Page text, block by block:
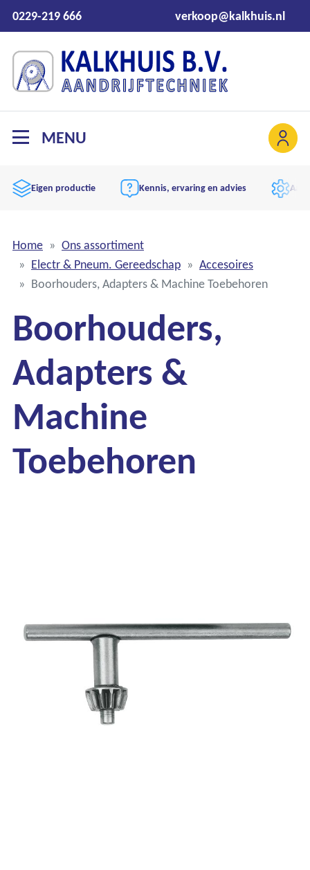
0229-219 666 verkoop@kalkhuis.nl
MENU
Eigen productie Kennis, ervaring en advies
Home
Ons assortiment
Electr & Pneum. Gereedschap
Accesoires
Boorhouders, Adapters & Machine Toebehoren
Boorhouders,
Adapters &
Machine
Toebehoren